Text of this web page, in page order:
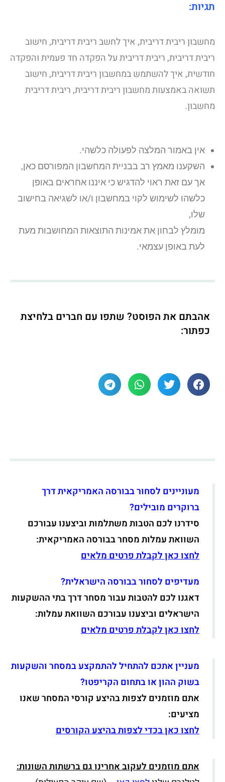
תגיות:
מחשבון ריבית דריבית, איך לחשב ריבית דריבית, חישוב
ריבית דריבית, ריבית דריבית על הפקדה חד פעמית והפקדה
חודשית, איך להשתמש במחשבון ריבית דריבית, חישוב
תשואה באמצעות מחשבון ריבית דריבית, ריבית דריבית
מחשבון.
אין באמור המלצה לפעולה כלשהי.
השקענו מאמץ רב בבניית המחשבון המפורסם כאן,
אך עם זאת ראוי להדגיש כי איננו אחראים באופן
כלשהו לשימוש לקוי במחשבון ו/או לשגיאה בחישוב
שלו,
מומלץ לבחון את אמינות התוצאות המחושבות מעת
לעת באופן עצמאי.
אהבתם את הפוסט? שתפו עם חברים בלחיצת
כפתור:
מעוניינים לסחור בבורסה האמריקאית דרך
ברוקרים מובילים?
סידרנו לכם הטבות משתלמות וביצענו עבורכם
השוואת עמלות מסחר בבורסה האמריקאית:
לחצו כאן לקבלת פרטים מלאים
מעדיפים לסחור בבורסה הישראלית?
דאגנו לכם להטבות עבור מסחר דרך בתי ההשקעות
הישראלים וביצענו עבורכם השוואת עמלות:
לחצו כאן לקבלת פרטים מלאים
מעניין אתכם להתחיל להתמקצע במסחר והשקעות
בשוק ההון או בתחום הקריפטו?
אתם מוזמנים לצפות בהיצע קורסי המסחר שאנו
מציעים:
לחצו כאן בכדי לצפות בהיצע הקורסים
אתם מוזמנים לעקוב אחרינו גם ברשתות השונות: